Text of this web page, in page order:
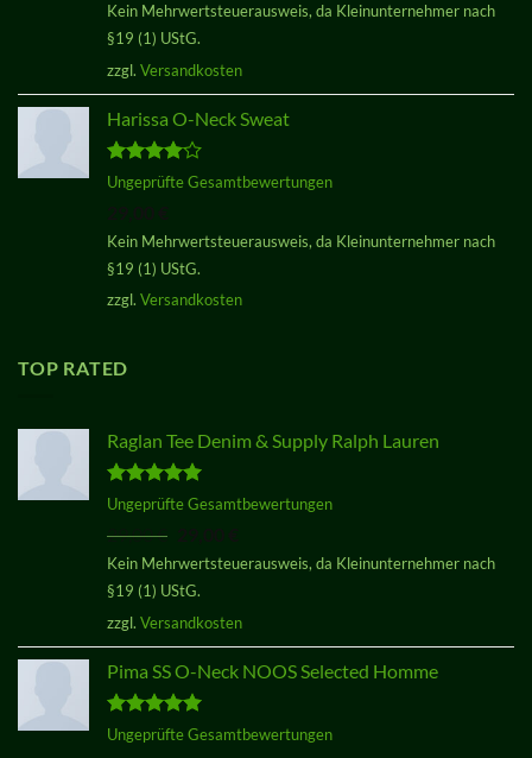
Kein Mehrwertsteuerausweis, da Kleinunternehmer nach
§19 (1) UStG.
zzgl. Versandkosten
Harissa O-Neck Sweat
Bewertet
Ungeprüfte Gesamtbewertungen
Kein Mehrwertsteuerausweis, da Kleinunternehmer nach
§19 (1) UStG.
zzgl. Versandkosten
TOP RATED
Raglan Tee Denim & Supply Ralph Lauren
Bewertet
von 5
Ungeprüfte Gesamtbewertungen
29,00€
Preis
war:
Preis
Kein Mehrwertsteuerausweis, da Kleinunternehmer nach
§19 (1) UStG.
zzgl. Versandkosten
Pima SS O-Neck NOOS Selected Homme
Bewertet
Ungeprüfte Gesamtbewertungen